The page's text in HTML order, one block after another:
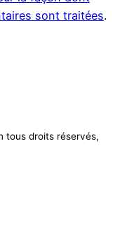
sont traitées.
tous droits réservés,